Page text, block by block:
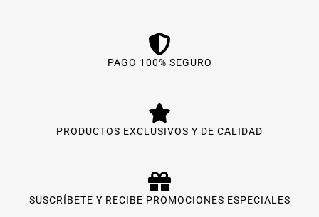
PAGO 100% SEGURO
PRODUCTOS EXCLUSIVOS Y DE CALIDAD
SUSCRÍBETE Y RECIBE PROMOCIONES ESPECIALES